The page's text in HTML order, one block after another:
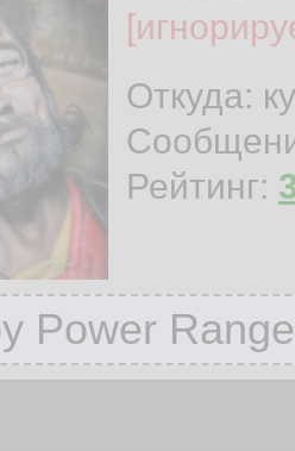
Откуда:
Рейтинг:
Power